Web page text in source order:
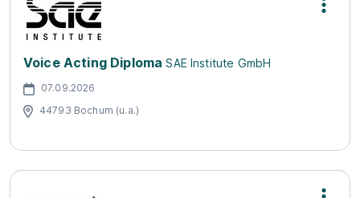
Voice Acting Diploma SAE Institute GmbH
07.09.2026
44793 Bochum (u.a.)